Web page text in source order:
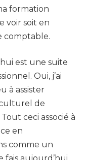
formation
voir soit en
comptable.
est une suite
Oui, j’ai
à assister
de
ceci associé à
en
comme un